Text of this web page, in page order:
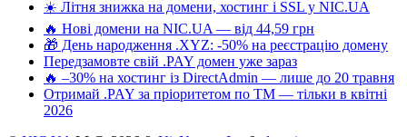
☀️ Літня знижка на домени, хостинг і SSL у NIC.UA
🔥 Нові домени на NIC.UA — від 44,59 грн
🎁 День народження .XYZ: -50% на реєстрацію домену
Передзамовте свій .PAY домен уже зараз
🔥 –30% на хостинг із DirectAdmin — лише до 20 травня
Отримай .PAY за пріоритетом по ТМ — тільки в квітні
2026